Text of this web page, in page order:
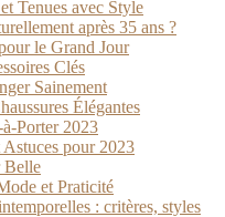
Tenues avec Style
après 35 ans ?
le Grand Jour
Clés
Sainement
Élégantes
Porter 2023
pour 2023
Belle
et Praticité
: critères, styles